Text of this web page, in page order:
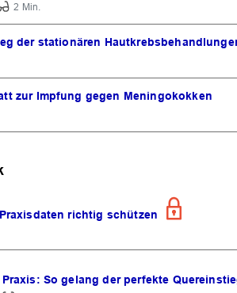
2 Min.
der stationären
zur Impfung gegen Meningokokken
richtig schützen
So gelang der perfekte